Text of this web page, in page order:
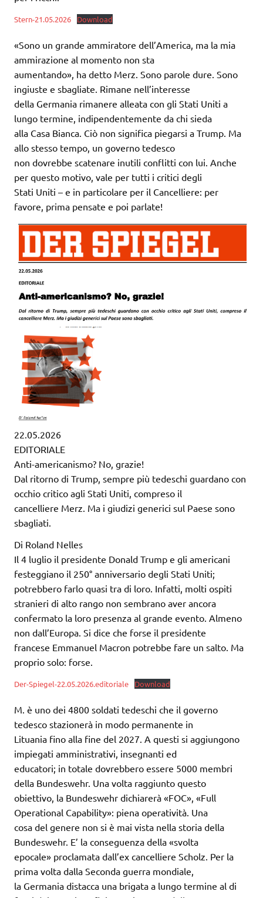
Stern-21.05.2026 Download
«Sono un grande ammiratore dell’America, ma la mia
ammirazione al momento non sta
aumentando», ha detto Merz. Sono parole dure. Sono
ingiuste e sbagliate. Rimane nell’interesse
della Germania rimanere alleata con gli Stati Uniti a
lungo termine, indipendentemente da chi sieda
alla Casa Bianca. Ciò non significa piegarsi a Trump. Ma
allo stesso tempo, un governo tedesco
non dovrebbe scatenare inutili conflitti con lui. Anche
per questo motivo, vale per tutti i critici degli
Stati Uniti – e in particolare per il Cancelliere: per
favore, prima pensate e poi parlate!
22.05.2026
EDITORIALE
Anti-americanismo? No, grazie!
Dal ritorno di Trump, sempre più tedeschi guardano con
occhio critico agli Stati Uniti, compreso il
cancelliere Merz. Ma i giudizi generici sul Paese sono
sbagliati.
Di Roland Nelles
Il 4 luglio il presidente Donald Trump e gli americani
festeggiano il 250° anniversario degli Stati Uniti;
potrebbero farlo quasi tra di loro. Infatti, molti ospiti
stranieri di alto rango non sembrano aver ancora
confermato la loro presenza al grande evento. Almeno
non dall’Europa. Si dice che forse il presidente
francese Emmanuel Macron potrebbe fare un salto. Ma
proprio solo: forse.
Der-Spiegel-22.05.2026.editoriale Download
M. è uno dei 4800 soldati tedeschi che il governo
tedesco stazionerà in modo permanente in
Lituania fino alla fine del 2027. A questi si aggiungono
impiegati amministrativi, insegnanti ed
educatori; in totale dovrebbero essere 5000 membri
della Bundeswehr. Una volta raggiunto questo
obiettivo, la Bundeswehr dichiarerà «FOC», «Full
Operational Capability»: piena operatività. Una
cosa del genere non si è mai vista nella storia della
Bundeswehr. E’ la conseguenza della «svolta
epocale» proclamata dall’ex cancelliere Scholz. Per la
prima volta dalla Seconda guerra mondiale,
la Germania distacca una brigata a lungo termine al di